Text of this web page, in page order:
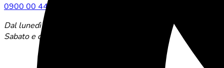
0900 00 44 88
Dal lunedì al venerdì: 09:00 – 20:00
Sabato e domenica: 10:00 – 19:00